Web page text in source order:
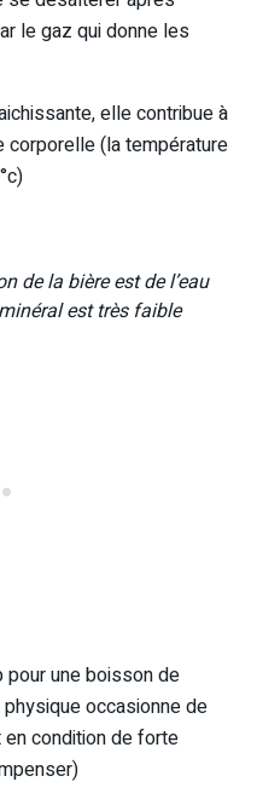
le gaz qui donne les
elle contribue à
corporelle (la température
de la bière est de l’eau
est très faible
pour une boisson de
occasionne de
condition de forte